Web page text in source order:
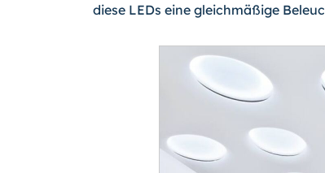
diese LEDs eine gleichmäßige